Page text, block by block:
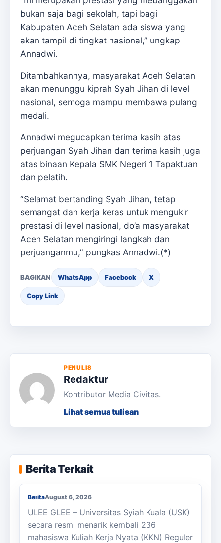
bukan saja bagi sekolah, tapi bagi
Kabupaten Aceh Selatan ada siswa yang
akan tampil di tingkat nasional,” ungkap
Annadwi.
Ditambahkannya, masyarakat Aceh Selatan
akan menunggu kiprah Syah Jihan di level
nasional, semoga mampu membawa pulang
medali.
Annadwi megucapkan terima kasih atas
perjuangan Syah Jihan dan terima kasih juga
atas binaan Kepala SMK Negeri 1 Tapaktuan
dan pelatih.
“Selamat bertanding Syah Jihan, tetap
semangat dan kerja keras untuk mengukir
prestasi di level nasional, do’a masyarakat
Aceh Selatan mengiringi langkah dan
perjuanganmu,” pungkas Annadwi.(*)
BAGIKAN WhatsApp Facebook X
Copy Link
PENULIS
Redaktur
Kontributor Media Civitas.
Lihat semua tulisan
Berita Terkait
KKN Usai, KOSI USK Apresiasi Dukungan
Masyarakat Bandar Dua
BeritaAugust 6, 2026
ULEE GLEE – Universitas Syiah Kuala (USK)
secara resmi menarik kembali 236
mahasiswa Kuliah Kerja Nyata (KKN) Reguler